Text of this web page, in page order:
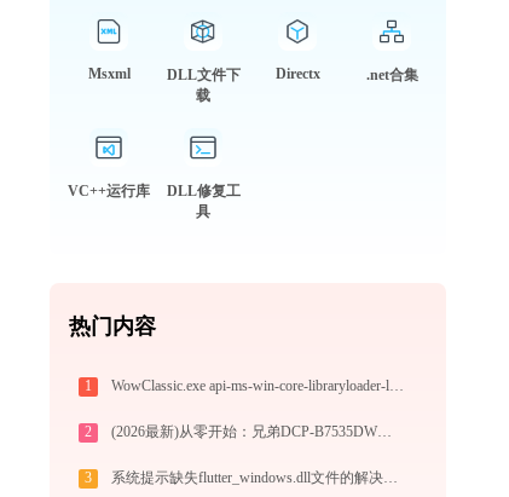
Msxml
DLL文件下
载
Directx .net合集
VC++运行库
DLL修复工
具
热门内容
1 WowClassic.exe api-ms-win-core-libraryloader-l1-2-0.dll缺失修复 - 魔兽世界经典服启动报错解决方案
2 (2026最新)从零开始：兄弟DCP-B7535DW打印机驱动的下载及安装流程
3 系统提示缺失flutter_windows.dll文件的解决方法